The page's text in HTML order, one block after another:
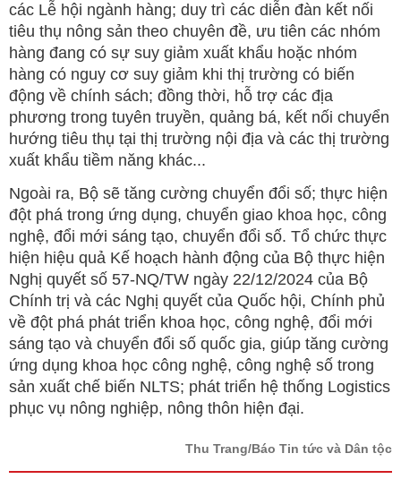
các Lễ hội ngành hàng; duy trì các diễn đàn kết nối
tiêu thụ nông sản theo chuyên đề, ưu tiên các nhóm
hàng đang có sự suy giảm xuất khẩu hoặc nhóm
hàng có nguy cơ suy giảm khi thị trường có biến
động về chính sách; đồng thời, hỗ trợ các địa
phương trong tuyên truyền, quảng bá, kết nối chuyển
hướng tiêu thụ tại thị trường nội địa và các thị trường
xuất khẩu tiềm năng khác...
Ngoài ra, Bộ sẽ tăng cường chuyển đổi số; thực hiện
đột phá trong ứng dụng, chuyển giao khoa học, công
nghệ, đổi mới sáng tạo, chuyển đổi số. Tổ chức thực
hiện hiệu quả Kế hoạch hành động của Bộ thực hiện
Nghị quyết số 57-NQ/TW ngày 22/12/2024 của Bộ
Chính trị và các Nghị quyết của Quốc hội, Chính phủ
về đột phá phát triển khoa học, công nghệ, đổi mới
sáng tạo và chuyển đổi số quốc gia, giúp tăng cường
ứng dụng khoa học công nghệ, công nghệ số trong
sản xuất chế biến NLTS; phát triển hệ thống Logistics
phục vụ nông nghiệp, nông thôn hiện đại.
Thu Trang/Báo Tin tức và Dân tộc